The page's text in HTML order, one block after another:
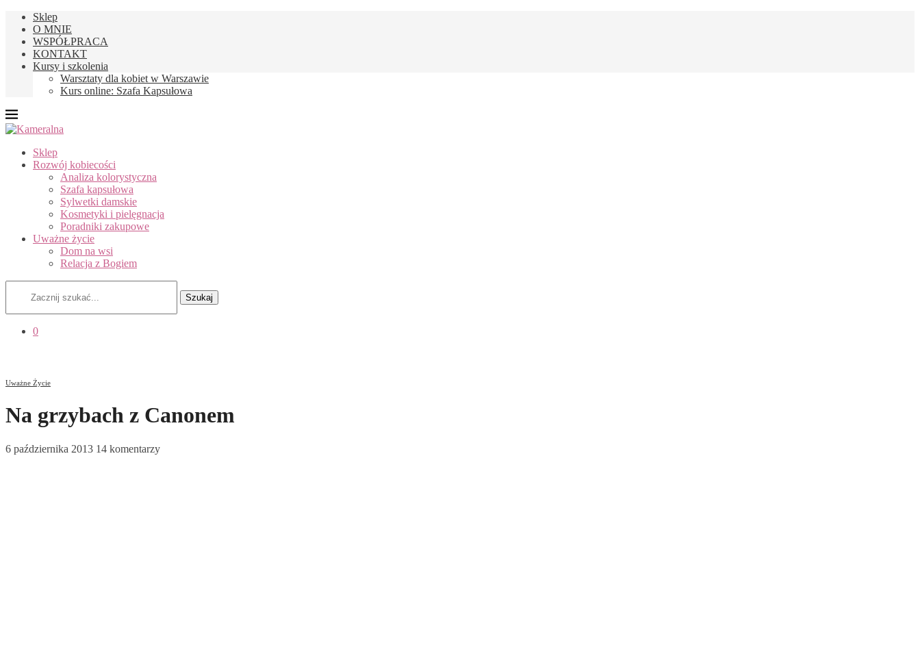
Sklep
O MNIE
WSPÓŁPRACA
KONTAKT
Kursy i szkolenia
Warsztaty dla kobiet w Warszawie
Kurs online: Szafa Kapsułowa
Sklep
Rozwój kobiecości
Analiza kolorystyczna
Szafa kapsułowa
Sylwetki damskie
Kosmetyki i pielęgnacja
Poradniki zakupowe
Uważne życie
Dom na wsi
Relacja z Bogiem
Szukaj
0
Uważne Życie
Na grzybach z Canonem
6 października 2013 14 komentarzy